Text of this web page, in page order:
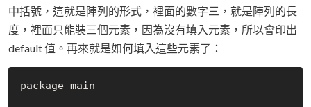
中括號，這就是陣列的形式，裡面的數字三，就是陣列的長
度，裡面只能裝三個元素，因為沒有填入元素，所以會印出
default 值。再來就是如何填入這些元素了：
package main